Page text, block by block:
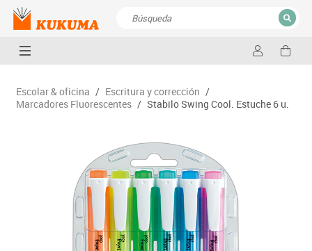
CERRAR
Escolar & oficina / Escritura y corrección /
Marcadores Fluorescentes / Stabilo Swing Cool. Estuche 6 u.